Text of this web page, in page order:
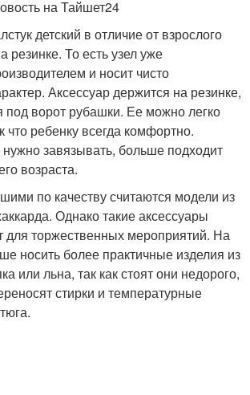
на Тайшет24
детский в отличие от взрослого
резинке. То есть узел уже
и носит чисто
Аксессуар держится на резинке,
под ворот рубашки. Ее можно легко
что ребенку всегда комфортно.
нужно завязывать, больше подходит
возраста.
по качеству считаются модели из
Однако такие аксессуары
для торжественных мероприятий. На
носить более практичные изделия из
или льна, так как стоят они недорого,
стирки и температурные